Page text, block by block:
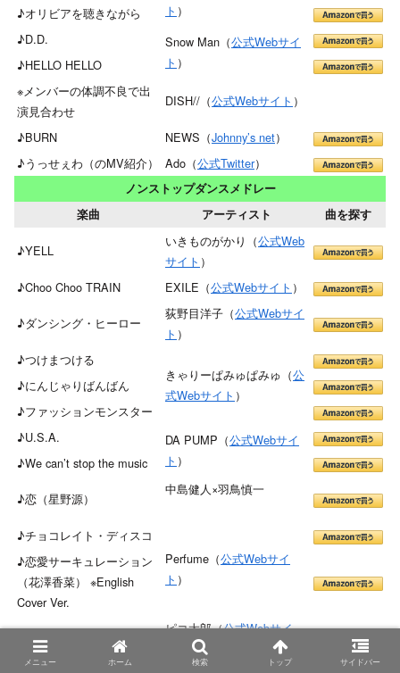
ト ）
♪オリビアを聴きながら
♪D.D.
Snow Man（公式Webサイ
ト ）
♪HELLO HELLO
※メンバーの体調不良で出
演見合わせ
DISH//（公式Webサイト ）
♪BURN NEWS（Johnny’s net）
♪うっせぇわ（のMV紹介）
Ado（公式Twitter）
ノンストップダンスメドレー
楽曲
アーティスト 曲を探す
♪YELL
いきものがかり（公式Web
サイト ）
♪Choo Choo TRAIN
EXILE（公式Webサイト ）
♪ダンシング・ヒーロー
荻野目洋子（公式Webサイ
ト ）
♪つけまつける
きゃりーぱみゅぱみゅ（公
式Webサイト ）
♪にんじゃりばんばん
♪ファッションモンスター
♪U.S.A.
DA PUMP（公式Webサイ
ト ）
♪We can’t stop the music
♪恋（星野源）
中島健人×羽鳥慎一
♪チョコレイト・ディスコ
Perfume（公式Webサイ
ト ）
♪恋愛サーキュレーション
（花澤香菜） ※English
Cover Ver.
♪PPAP-2020-
ピコ太郎（公式Webサイ
メニュー ホーム 検索 トップ サイドバー